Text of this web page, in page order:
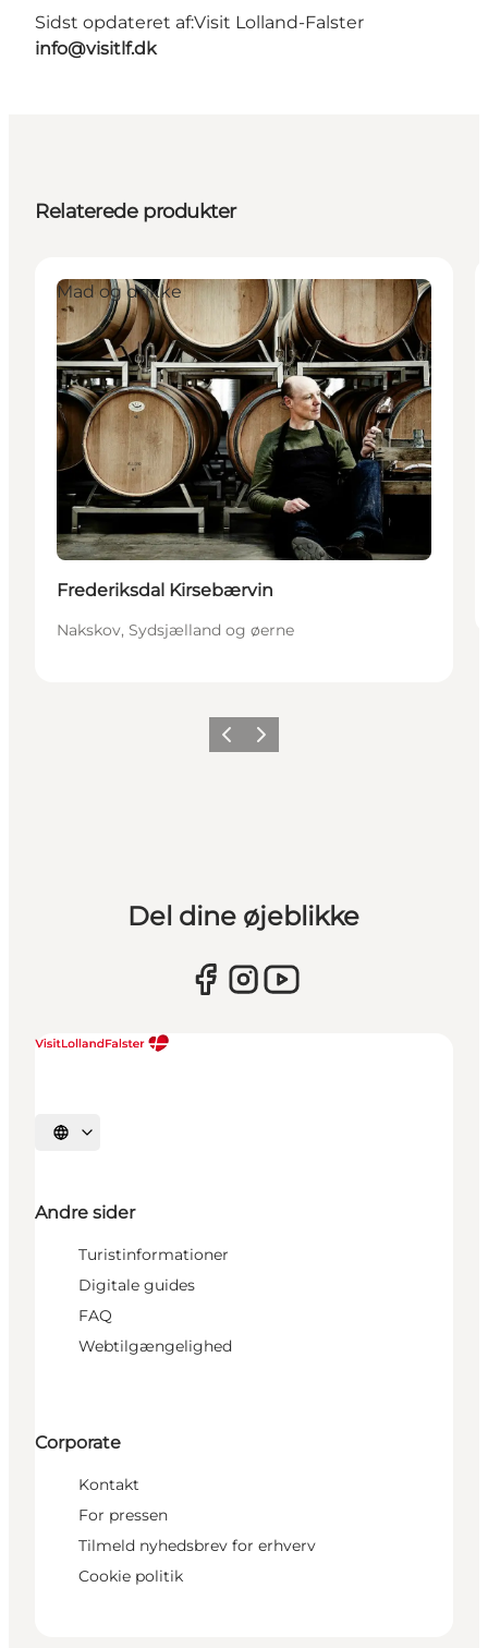
Sidst opdateret af:Visit Lolland-Falster
info@visitlf.dk
Relaterede produkter
Mad og drikke
Frederiksdal Kirsebærvin
Nakskov, Sydsjælland og øerne
ForrigeNæste
Del dine øjeblikke
Vælg sprog
Andre sider
Turistinformationer
Digitale guides
FAQ
Webtilgængelighed
Corporate
Kontakt
For pressen
Tilmeld nyhedsbrev for erhverv
Cookie politik